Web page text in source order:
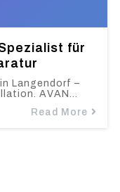
für
Langendorf –
AVAN…
Read More